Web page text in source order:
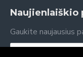
Naujienlaiškio
Gaukite naujausius